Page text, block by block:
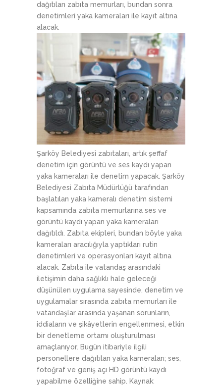
dağıtılan zabıta memurları, bundan sonra
denetimleri yaka kameraları ile kayıt altına
alacak.
Şarköy Belediyesi zabıtaları, artık şeffaf
denetim için görüntü ve ses kaydı yapan
yaka kameraları ile denetim yapacak. Şarköy
Belediyesi Zabıta Müdürlüğü tarafından
başlatılan yaka kameralı denetim sistemi
kapsamında zabıta memurlarına ses ve
görüntü kaydı yapan yaka kameraları
dağıtıldı. Zabıta ekipleri, bundan böyle yaka
kameraları aracılığıyla yaptıkları rutin
denetimleri ve operasyonları kayıt altına
alacak. Zabıta ile vatandaş arasındaki
iletişimin daha sağlıklı hale geleceği
düşünülen uygulama sayesinde, denetim ve
uygulamalar sırasında zabıta memurları ile
vatandaşlar arasında yaşanan sorunların,
iddiaların ve şikâyetlerin engellenmesi, etkin
bir denetleme ortamı oluşturulması
amaçlanıyor. Bugün itibariyle ilgili
personellere dağıtılan yaka kameraları; ses,
fotoğraf ve geniş açı HD görüntü kaydı
yapabilme özelliğine sahip. Kaynak: